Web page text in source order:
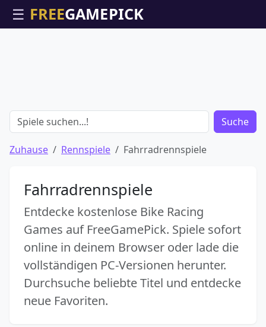
☰
Suche
Zuhause Rennspiele Fahrradrennspiele
Fahrradrennspiele
Entdecke kostenlose Bike Racing
Games auf FreeGamePick. Spiele sofort
online in deinem Browser oder lade die
vollständigen PC-Versionen herunter.
Durchsuche beliebte Titel und entdecke
neue Favoriten.